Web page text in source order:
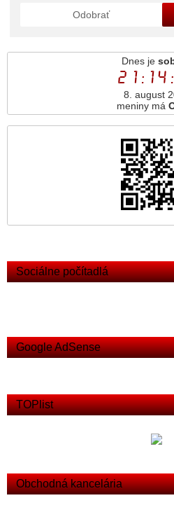
Obchodná kancelária
Odobrať
Dnes je
8. august
meniny má
Sociálne počítadlá
Google AdSense
TOPlist